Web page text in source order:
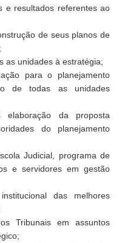
e resultados referentes ao
de seus planos de
as unidades à estratégia;
para o planejamento
de todas as unidades
da proposta
do planejamento
Judicial, programa de
e servidores em gestão
das melhores
Tribunais em assuntos